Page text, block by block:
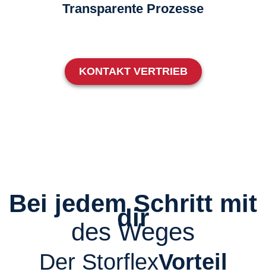
Transparente Prozesse
KONTAKT VERTRIEB
Bei jedem Schritt mit
dir
des Weges
Der StorflexVorteil